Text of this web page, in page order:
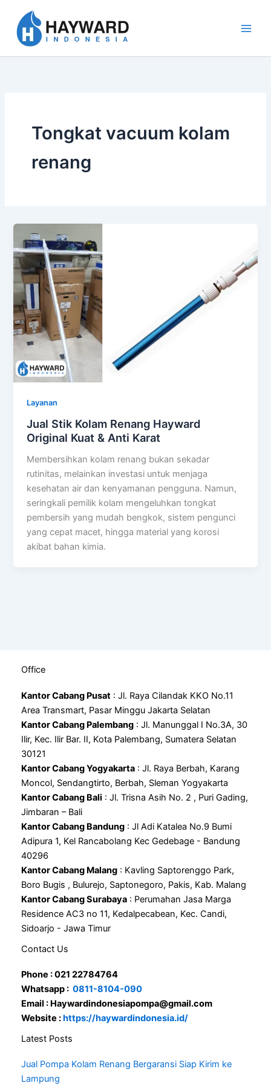
konten
Tongkat vacuum kolam
renang
Layanan
Jual Stik Kolam Renang Hayward
Original Kuat & Anti Karat
Membersihkan kolam renang bukan sekadar
rutinitas, melainkan investasi untuk menjaga
kesehatan air dan kenyamanan pengguna. Namun,
seringkali pemilik kolam mengeluhkan tongkat
pembersih yang mudah bengkok, sistem pengunci
yang cepat macet, hingga material yang korosi
akibat bahan kimia.
Office
Kantor Cabang Pusat : Jl. Raya Cilandak KKO No.11
Area Transmart, Pasar Minggu Jakarta Selatan
Kantor Cabang Palembang : Jl. Manunggal I No.3A, 30
Ilir, Kec. Ilir Bar. II, Kota Palembang, Sumatera Selatan
30121
Kantor Cabang Yogyakarta : Jl. Raya Berbah, Karang
Moncol, Sendangtirto, Berbah, Sleman Yogyakarta
Kantor Cabang Bali : Jl. Trisna Asih No. 2 , Puri Gading,
Jimbaran – Bali
Kantor Cabang Bandung : Jl Adi Katalea No.9 Bumi
Adipura 1, Kel Rancabolang Kec Gedebage - Bandung
40296
Kantor Cabang Malang : Kavling Saptorenggo Park,
Boro Bugis , Bulurejo, Saptonegoro, Pakis, Kab. Malang
Kantor Cabang Surabaya : Perumahan Jasa Marga
Residence AC3 no 11, Kedalpecabean, Kec. Candi,
Sidoarjo - Jawa Timur
Contact Us
Phone : 021 22784764
Whatsapp : 0811-8104-090
Email : Haywardindonesiapompa@gmail.com
Website :https://haywardindonesia.id/
Latest Posts
Jual Pompa Kolam Renang Bergaransi Siap Kirim ke
Lampung